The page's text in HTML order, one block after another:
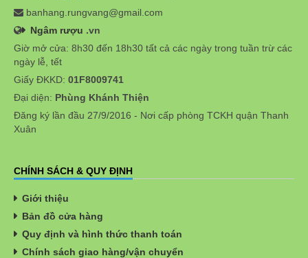
banhang.rungvang@gmail.com
Ngâm rượu .vn
Giờ mở cửa: 8h30 đến 18h30 tất cả các ngày trong tuần trừ các
ngày lễ, tết
Giấy ĐKKD: 01F8009741
Đại diện: Phùng Khánh Thiện
Đăng ký lần đầu 27/9/2016 - Nơi cấp phòng TCKH quận Thanh
Xuân
CHÍNH SÁCH & QUY ĐỊNH
Giới thiệu
Bản đồ cửa hàng
Quy định và hình thức thanh toán
Chính sách giao hàng/vận chuyển